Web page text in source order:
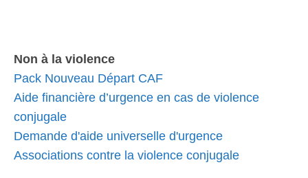
Non à la violence
Pack Nouveau Départ CAF
Aide financière d’urgence en cas de violence
conjugale
Demande d'aide universelle d'urgence
Associations contre la violence conjugale